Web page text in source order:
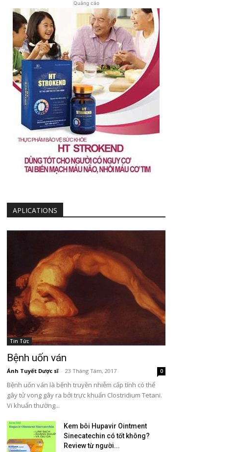
Quảng cáo
APLICATIONS
Tin Tức
Bệnh uốn ván
Ánh Tuyết Dược sĩ - 23 Tháng Tám, 2017 0
Bệnh uốn ván là bệnh truyền nhiễm cấp tính có thể
gây tử vong gây ra bởi trực khuẩn Clostridium Tetani.
Vi khuẩn thường...
Kem bôi Hupavir Ointment
Sinecatechin có tốt không?
Review từ người...